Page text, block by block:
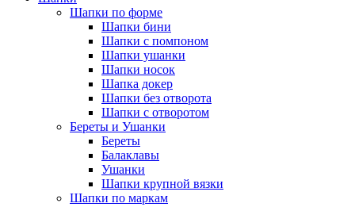
Шапки по форме
Шапки бини
Шапки с помпоном
Шапки ушанки
Шапки носок
Шапка докер
Шапки без отворота
Шапки с отворотом
Береты и Ушанки
Береты
Балаклавы
Ушанки
Шапки крупной вязки
Шапки по маркам